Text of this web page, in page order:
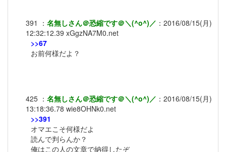
391 ： 名無しさん＠恐縮です＠＼(^o^)／ ： 2016/08/15(月)
12:32:12.39 xGgzNA7M0.net
>>67
お前何様だよ？
425 ： 名無しさん＠恐縮です＠＼(^o^)／ ： 2016/08/15(月)
13:18:36.78 wie8OHNk0.net
>>391
オマエこそ何様だよ
読んで判らんか？
俺はこの人の文章で納得したぞ